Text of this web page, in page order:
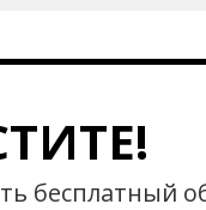
бесплатный